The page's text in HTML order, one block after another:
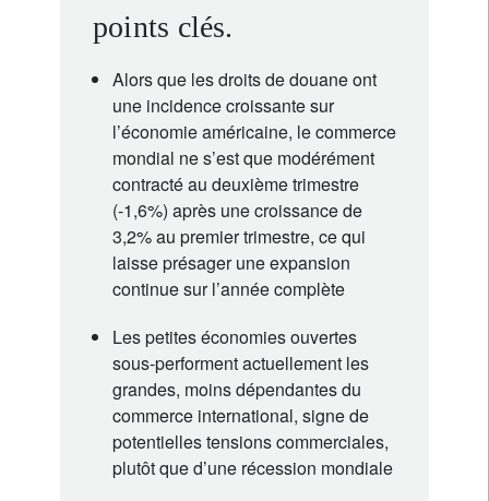
points clés.
Alors que les droits de douane ont
une incidence croissante sur
l’économie américaine, le commerce
mondial ne s’est que modérément
contracté au deuxième trimestre
(-1,6%) après une croissance de
3,2% au premier trimestre, ce qui
laisse présager une expansion
continue sur l’année complète
Les petites économies ouvertes
sous-performent actuellement les
grandes, moins dépendantes du
commerce international, signe de
potentielles tensions commerciales,
plutôt que d’une récession mondiale